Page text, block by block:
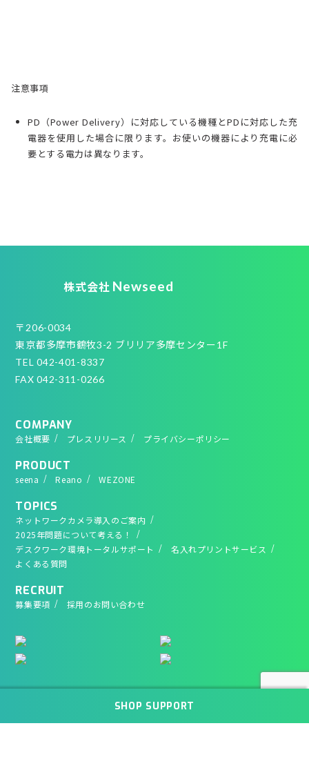
SHOP SUPPORT
注意事項
PD（Power Delivery）に対応している機種とPDに対応した充
電器を使用した場合に限ります。お使いの機器により充電に必
要とする電力は異なります。
株式会社 Newseed
〒206-0034
東京都多摩市鶴牧3-2 ブリリア多摩センター1F
TEL 042-401-8337
FAX 042-311-0266
COMPANY
会社概要 プレスリリース プライバシーポリシー
PRODUCT
seena Reano WEZONE
TOPICS
ネットワークカメラ導入のご案内
2025年問題について考える！
デスクワーク環境トータルサポート
名入れプリントサービス
よくある質問
RECRUIT
募集要項 採用のお問い合わせ